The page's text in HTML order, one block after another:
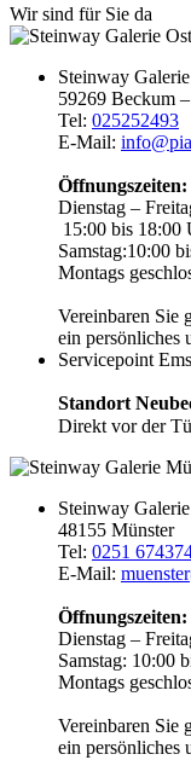
Wir sind für Sie da
Steinway
59269 Beckum
Tel: 025252493
E-Mail:
Öffnungszeiten:
Dienstag –
15:00 bis 18:00
Samstag:10:00
Montags
Vereinbaren Sie
ein persönliches
Servicepoint
Standort
Direkt vor der
Steinway
48155 Münster
Tel: 0251
E-Mail:
Öffnungszeiten:
Dienstag –
Samstag: 10:00
Montags
Vereinbaren Sie
ein persönliches